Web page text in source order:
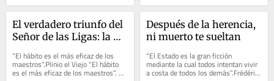
El verdadero triunfo del
Señor de las Ligas: la
“El hábito es el más eficaz de los
maestros”.Plinio el Viejo “El hábito
es el más eficaz de los maestros”.
Después de la herencia,
ni muerto te sueltan
“El Estado es la gran ficción
mediante la cual todos intentan vivir
a costa de todos los demás”.Frédéric